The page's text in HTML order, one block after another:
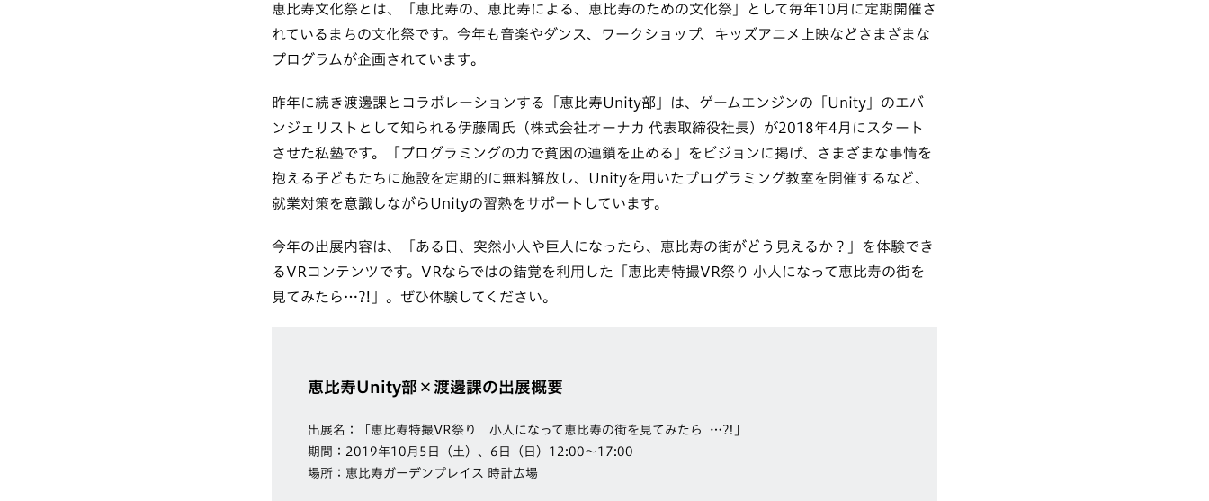
恵比寿文化祭とは、「恵比寿の、恵比寿による、恵比寿のための文化祭」として毎年10月に定期開催さ
れているまちの文化祭です。今年も音楽やダンス、ワークショップ、キッズアニメ上映などさまざまな
プログラムが企画されています。
昨年に続き渡邊課とコラボレーションする「恵比寿Unity部」は、ゲームエンジンの「Unity」のエバ
ンジェリストとして知られる伊藤周氏（株式会社オーナカ 代表取締役社長）が2018年4月にスタート
させた私塾です。「プログラミングの力で貧困の連鎖を止める」をビジョンに掲げ、さまざまな事情を
抱える子どもたちに施設を定期的に無料解放し、Unityを用いたプログラミング教室を開催するなど、
就業対策を意識しながらUnityの習熟をサポートしています。
今年の出展内容は、「ある日、突然小人や巨人になったら、恵比寿の街がどう見えるか？」を体験でき
るVRコンテンツです。VRならではの錯覚を利用した「恵比寿特撮VR祭り 小人になって恵比寿の街を
見てみたら…?!」。ぜひ体験してください。
恵比寿Unity部×渡邊課の出展概要
出展名：「恵比寿特撮VR祭り 小人になって恵比寿の街を見てみたら…?!」
期間：2019年10月5日（土）、6日（日）12:00〜17:00
場所：恵比寿ガーデンプレイス 時計広場